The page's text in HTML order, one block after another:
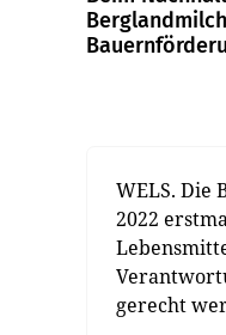
WELS. Die
2022
gerecht